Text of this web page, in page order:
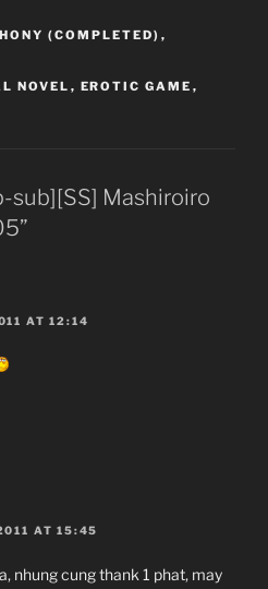
(COMPLETED) ,
NOVEL , EROTIC GAME ,
sub][SS] Mashiroiro
AT 12:14
AT 15:45
nhung cung thank 1 phat, may